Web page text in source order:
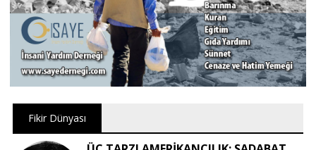
Fikir Dünyası